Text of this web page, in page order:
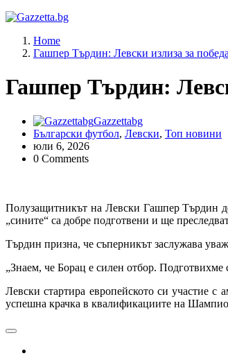
Актуални новини за българския футбол,
Home
Гашпер Търдин: Левски излиза за
Гашпер Търдин:
Gazzettabg
Български футбол, Левски, Топ новини
юли 6, 2026
0 Comments
Полузащитникът на Левски Гашпер Търдин
„сините“ са добре подготвени и ще
Търдин призна, че съперникът заслужава
„Знаем, че Борац е силен отбор. Подготвихме
Левски стартира европейското си участие
успешна крачка в квалификациите на